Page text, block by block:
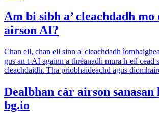
Am bi sibh a’ cleachdadh mo
airson AI?
Chan eil, chan eil sinn a' cleachdadh
gus an t-AI againn a thrèanadh mura h-eil cead
cleachdaidh. Tha prìobhaideachd agus
Dealbhan càr airson sanasan
bg.io